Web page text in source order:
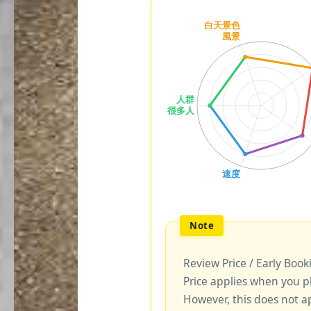
Review Price / Early
Price applies when you
However, this does not